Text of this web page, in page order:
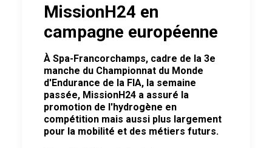
MissionH24 en
campagne européenne
À Spa-Francorchamps, cadre de la 3e
manche du Championnat du Monde
d'Endurance de la FIA, la semaine
passée, MissionH24 a assuré la
promotion de l'hydrogène en
compétition mais aussi plus largement
pour la mobilité et des métiers futurs.